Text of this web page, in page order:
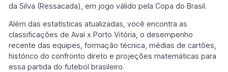
da Silva (Ressacada), em jogo válido pela Copa do Brasil.
Além das estatísticas atualizadas, você encontra as
classificações de Avaí x Porto Vitória, o desempenho
recente das equipes, formação técnica, médias de cartões,
histórico do confronto direto e projeções matemáticas para
essa partida do futebol brasileiro.